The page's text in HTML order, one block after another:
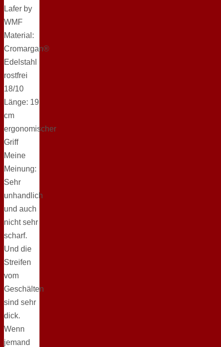
Lafer by
WMF
Material:
Cromargan®
Edelstahl
rostfrei
18/10
Länge: 19
cm
ergonomischer
Griff
Meine
Meinung:
Sehr
unhandlich
und auch
nicht sehr
scharf.
Und die
Streifen
vom
Geschälten
sind sehr
dick.
Wenn
jemand